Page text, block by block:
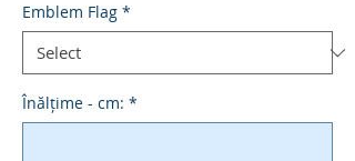
Emblem Flag *
Înălțime - cm: *